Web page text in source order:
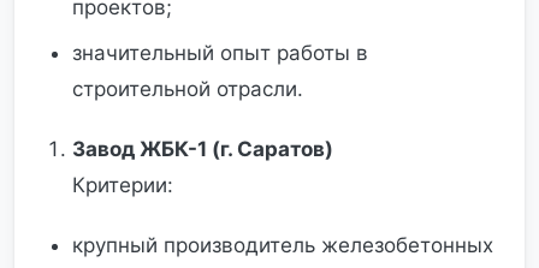
проектов;
значительный опыт работы в
строительной отрасли.
Завод ЖБК-1 (г. Саратов)
Критерии:
крупный производитель железобетонных